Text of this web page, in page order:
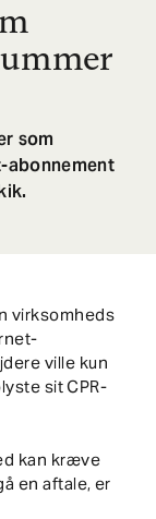
som
abonnement
virksomheds
ville kun
sit CPR-
kan kræve
en aftale, er